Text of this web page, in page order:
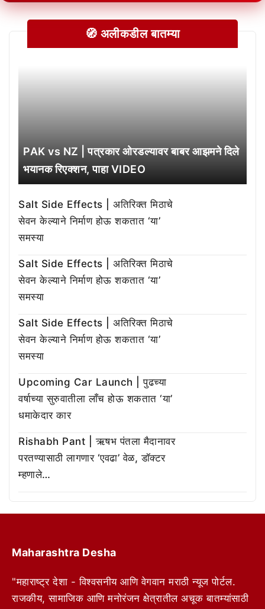
🧭 अलीकडील बातम्या
PAK vs NZ | पत्रकार ओरडल्यावर बाबर आझमने दिले
भयानक रिएक्शन, पाहा VIDEO
Salt Side Effects | अतिरिक्त मिठाचे
सेवन केल्याने निर्माण होऊ शकतात ‘या’
समस्या
Salt Side Effects | अतिरिक्त मिठाचे
सेवन केल्याने निर्माण होऊ शकतात ‘या’
समस्या
Salt Side Effects | अतिरिक्त मिठाचे
सेवन केल्याने निर्माण होऊ शकतात ‘या’
समस्या
Upcoming Car Launch | पुढच्या
वर्षाच्या सुरुवातीला लाँच होऊ शकतात ‘या’
धमाकेदार कार
Rishabh Pant | ऋषभ पंतला मैदानावर
परतण्यासाठी लागणार ‘एवढा’ वेळ, डॉक्टर
म्हणाले…
Maharashtra Desha
"महाराष्ट्र देशा - विश्वसनीय आणि वेगवान मराठी न्यूज पोर्टल.
राजकीय, सामाजिक आणि मनोरंजन क्षेत्रातील अचूक बातम्यांसाठी